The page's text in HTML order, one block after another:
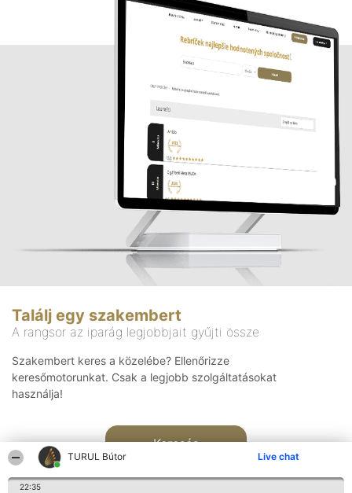
TURUL Bútor Live chat
22:35
Találj egy szakembert
A rangsor az iparág legjobbjait gyűjti össze
Szakembert keres a közelébe? Ellenőrizze
keresőmotorunkat. Csak a legjobb szolgáltatásokat
használja!
Keresés